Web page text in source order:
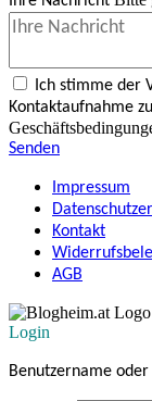
Ich stimme der
Kontaktaufnahme
Senden
Impressum
Kontakt
AGB
Login
Benutzername